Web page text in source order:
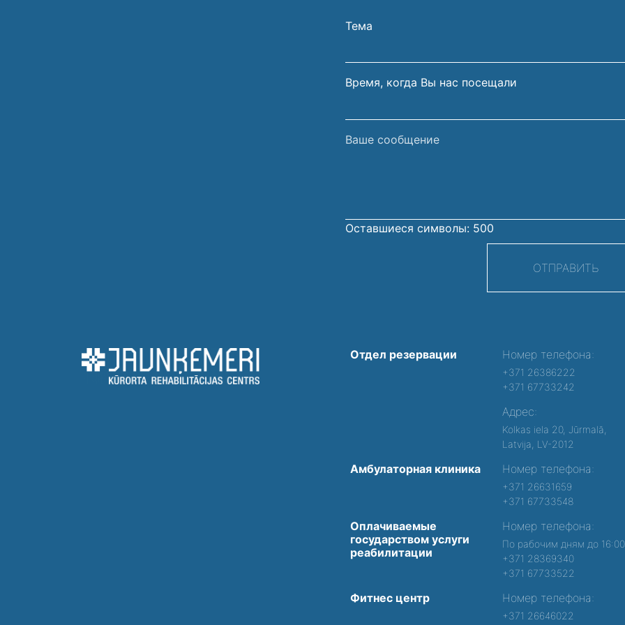
фамилия
Тема
Время, когда Вы нас посещали
Ваше
Оставшиеся символы: 500
ОТПРАВИТЬ
Отдел резервации Номер телефона:
+371 26386222
+371 67733242
Адрес:
Kolkas iela 20, Jūrmalā,
Latvija, LV-2012
Амбулаторная клиника Номер телефона:
+371 26631659
+371 67733548
Оплачиваемые
государством услуги
реабилитации
Номер телефона:
По рабочим дням до 16:00
+371 28369340
+371 67733522
Фитнес центр Номер телефона:
+371 26646022